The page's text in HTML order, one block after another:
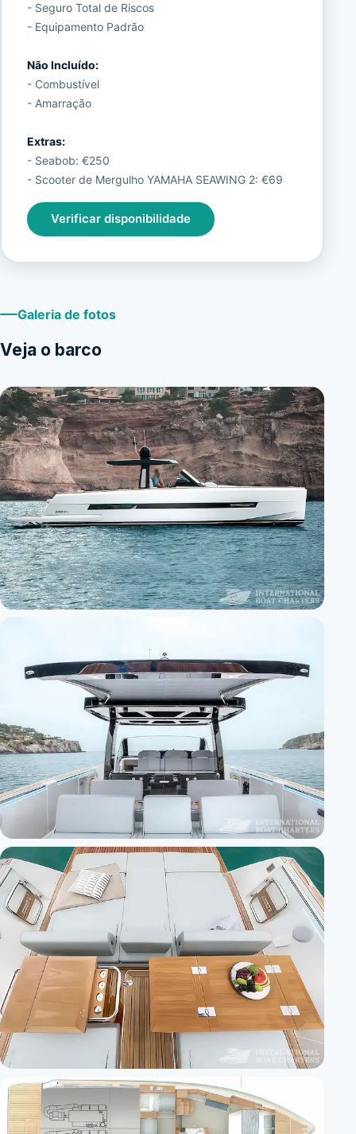
- Seguro Total de Riscos
- Equipamento Padrão
Não Incluído:
- Combustível
- Amarração
Extras:
- Seabob: €250
- Scooter de Mergulho YAMAHA SEAWING 2: €69
Verificar disponibilidade
Galeria de fotos
Veja o barco